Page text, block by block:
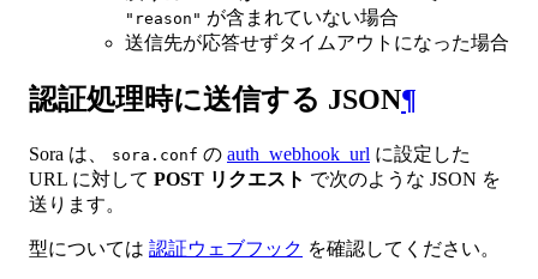
"reason" が含まれていない場合
送信先が応答せずタイムアウトになった場合
認証処理時に送信する JSON¶
Sora は、 sora.conf の auth_webhook_url に設定した
URL に対して POST リクエスト で次のような JSON を
送ります。
型については 認証ウェブフック を確認してください。